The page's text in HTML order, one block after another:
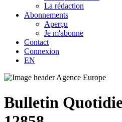
La rédaction
Abonnements
Aperçu
Je m'abonne
Contact
Connexion
EN
Bulletin